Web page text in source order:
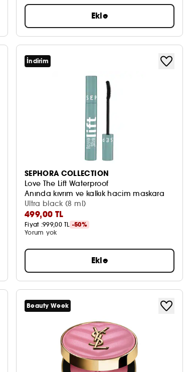
Ekle
İndirim
SEPHORA COLLECTION
Love The Lift Waterproof
Anında kıvrım ve kalkık hacim maskara
Ultra black (8 ml)
499,00 TL
Fiyat :999,00 TL -50%
Yorum yok
Ekle
Beauty Week